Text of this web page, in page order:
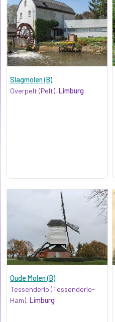
Slagmolen (B)
Overpelt (Pelt), Limburg
Oude Molen (B)
Tessenderlo (Tessenderlo-
Ham), Limburg